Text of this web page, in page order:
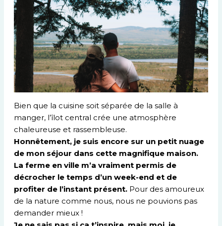
Bien que la cuisine soit séparée de la salle à
manger, l’îlot central crée une atmosphère
chaleureuse et rassembleuse.
Honnêtement, je suis encore sur un petit nuage
de mon séjour dans cette magnifique maison.
La ferme en ville m’a vraiment permis de
décrocher le temps d’un week-end et de
profiter de l’instant présent. Pour des amoureux
de la nature comme nous, nous ne pouvions pas
demander mieux !